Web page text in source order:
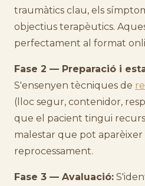
traumàtics clau, els
objectius terapèutics.
perfectament al format
Fase 2 — Preparació i
S'ensenyen tècniques de
(lloc segur, contenidor,
que el pacient tingui
malestar que pot aparèixer
reprocessament.
Fase 3 — Avaluació: